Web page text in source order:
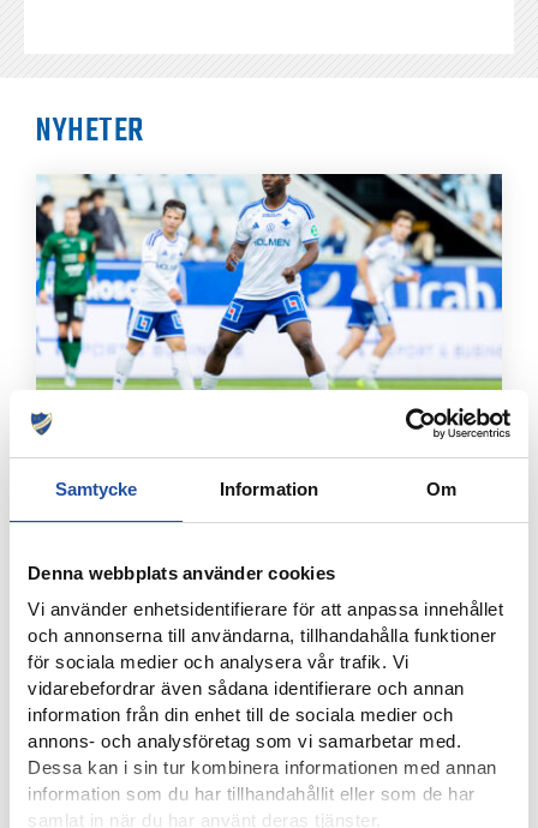
Samtycke Information Om
Denna webbplats använder cookies
Vi använder enhetsidentifierare för att anpassa innehållet
och annonserna till användarna, tillhandahålla funktioner
för sociala medier och analysera vår trafik. Vi
vidarebefordrar även sådana identifierare och annan
information från din enhet till de sociala medier och
annons- och analysföretag som vi samarbetar med.
Dessa kan i sin tur kombinera informationen med annan
information som du har tillhandahållit eller som de har
samlat in när du har använt deras tjänster.
NYHETER
FARTFYLLD OCH TÄT MATCH I LIGACUPEN – KYLIAN
NÄTADE MOT DJURGÅRDEN